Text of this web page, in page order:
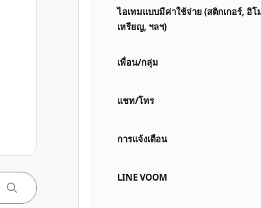
ไอเทมแบบมีค่าใช้จ่าย (สติกเกอร์, อิโ
เหรียญ, ฯลฯ)
เพื่อน/กลุ่ม
แชท/โทร
การแจ้งเตือน
LINE VOOM